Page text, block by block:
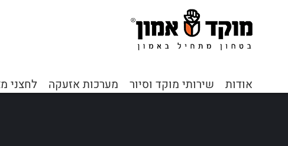
אודות שירותי מוקד וסיור מערכות אזעקה לחצני
דף הבית»